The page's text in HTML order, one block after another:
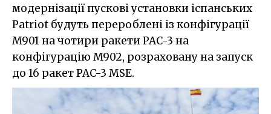
модернізації пускові установки іспанських
Patriot будуть перероблені із конфігурації
M901 на чотири ракети PAC-3 на
конфігурацію M902, розраховану на запуск
до 16 ракет PAC-3 MSE.